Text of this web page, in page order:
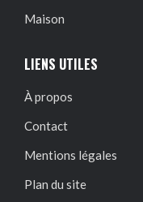
Maison
LIENS UTILES
À propos
Contact
Mentions légales
Plan du site